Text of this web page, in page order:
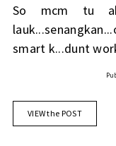
So mcm tu
smart k...dunt
VIEW the POST